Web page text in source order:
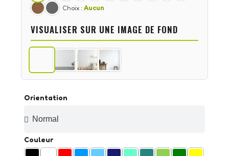
Orientation
Couleur
Choix : Aucun
VISUALISER SUR UNE IMAGE DE FOND